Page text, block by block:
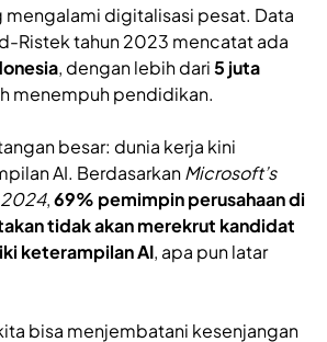
mengalami digitalisasi pesat. Data
Ristek tahun 2023 mencatat ada
, dengan lebih dari5 juta
menempuh pendidikan.
besar: dunia kerja kini
AI. BerdasarkanMicrosoft’s
2024,69% pemimpin perusahaan di
tidak akan merekrut kandidat
keterampilan AI, apa pun latar
bisa menjembatani kesenjangan